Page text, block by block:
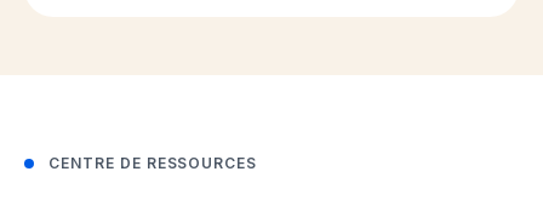
CENTRE DE RESSOURCES